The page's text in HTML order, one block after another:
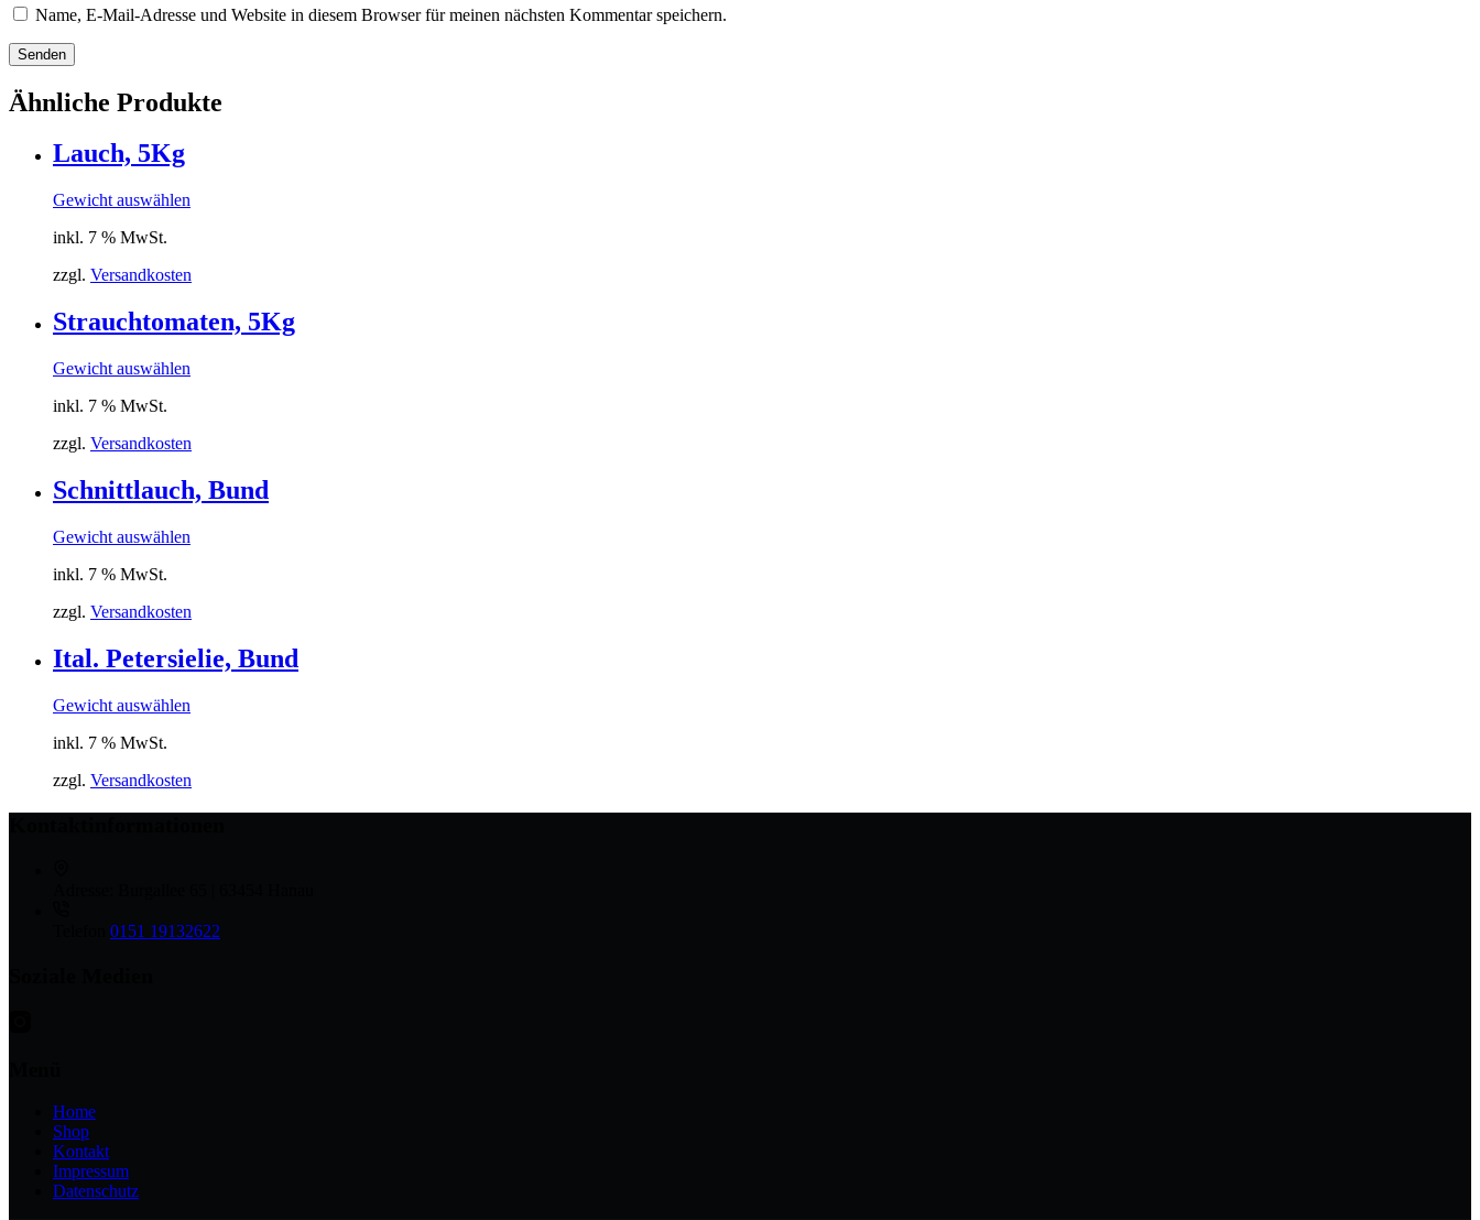
Name, E-Mail-Adresse und Website in diesem Browser für meinen nächsten Kommentar speichern.
Senden
Ähnliche Produkte
Lauch, 5Kg
Gewicht auswählen
inkl. 7 % MwSt.
zzgl. Versandkosten
Strauchtomaten, 5Kg
Gewicht auswählen
inkl. 7 % MwSt.
zzgl. Versandkosten
Schnittlauch, Bund
Gewicht auswählen
inkl. 7 % MwSt.
zzgl. Versandkosten
Ital. Petersielie, Bund
Gewicht auswählen
inkl. 7 % MwSt.
zzgl. Versandkosten
0151 19132622
Home
Shop
Kontakt
Impressum
Datenschutz